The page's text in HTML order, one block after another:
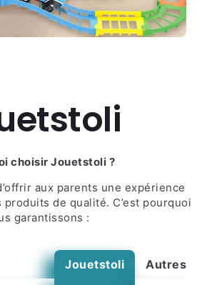
choisir Jouetstoli ?
aux parents une expérience
produits de qualité. C’est pourquoi
garantissons :
Jouetstoli Autres